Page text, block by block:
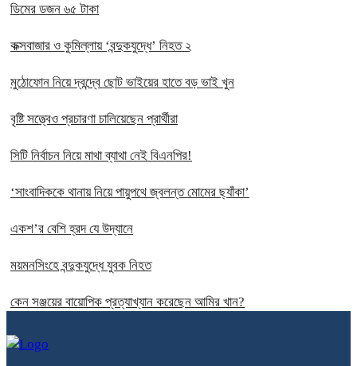
ডিমের ডজন ৬৫ টাকা
কক্সবাজার ও কুমিল্লায় ‘বন্দুকযুদ্ধে’ নিহত ২
মুঠোফোন নিয়ে দ্বন্দ্বে ছোট ভাইয়ের হাতে বড় ভাই খুন
বৃষ্টি সত্ত্বেও প্রচারণা চালিয়েছেন প্রার্থীরা
সিটি নির্বাচন নিয়ে মাথা ব্যাথা নেই বিএনপির!
‘সাংবাদিককে থানায় নিয়ে পায়ুপথে জ্বলন্ত মোমের ছ্যাঁকা’
একশ’র বেশি হ্রদ যে উদ্যানে
ময়মনসিংহে বন্দুকযুদ্ধে যুবক নিহত
কেন সঞ্জয়ের বায়োপিক প্রত্যাখ্যান করেছেন আমির খান?